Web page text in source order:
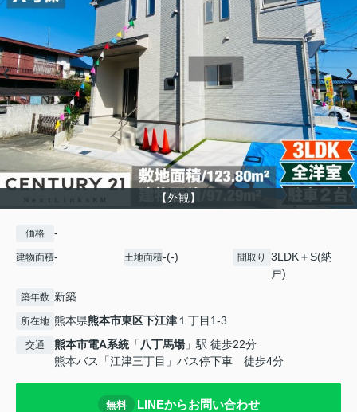
【外観】
価格 -
建物面積- 土地面積-(-) 間取り
3LDK＋S(納
戸)
築年数 新築
所在地 熊本県熊本市東区下江津１丁目1-3
交通 熊本市電A系統「八丁馬場」駅 徒歩22分
熊本バス「江津三丁目」バス停下車 徒歩4分
無料 LINEからお問い合わせ